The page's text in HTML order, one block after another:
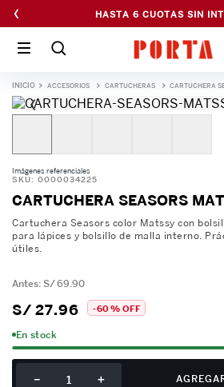
‹ HASTA 6 CUOTAS SIN
ACCESORIOS CARTUCHERAS CARTUCHERA
‹
Imágenes referenciales
SKU: 0000034225
CARTUCHERA SEASORS
Cartuchera Seasors color Matssy con
para lápices y bolsillo de malla interno.
útiles.
S/69.90
S/ 27.96 -60 % OFF
En stock
＋
－